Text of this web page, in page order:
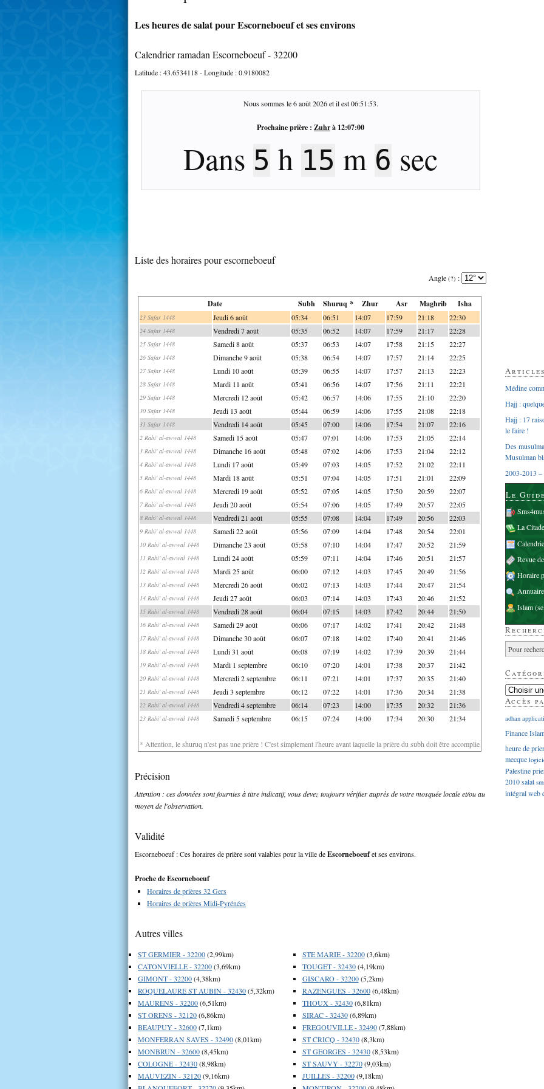
Les heures de salat pour Escorneboeuf et ses environs
Calendrier ramadan Escorneboeuf - 32200
Latitude :43.6534118- Longitude :0.9180082
Nous sommes le6 août 2026et il est06:51:54.
Prochaine prière : Zuhrà 12:07:00
Dans 5 h 15 m 5 sec
Liste des horaires pour escorneboeuf
Angle (?) :
Date Subh Shuruq * Zhur Asr Maghrib Isha
23 Safar 1448 Jeudi 6 août 05:34 06:51 14:07 17:59 21:18 22:30
24 Safar 1448 Vendredi 7 août 05:35 06:52 14:07 17:59 21:17 22:28
25 Safar 1448 Samedi 8 août 05:37 06:53 14:07 17:58 21:15 22:27
26 Safar 1448 Dimanche 9 août 05:38 06:54 14:07 17:57 21:14 22:25
27 Safar 1448 Lundi 10 août 05:39 06:55 14:07 17:57 21:13 22:23
28 Safar 1448 Mardi 11 août 05:41 06:56 14:07 17:56 21:11 22:21
29 Safar 1448 Mercredi 12 août 05:42 06:57 14:06 17:55 21:10 22:20
30 Safar 1448 Jeudi 13 août 05:44 06:59 14:06 17:55 21:08 22:18
31 Safar 1448 Vendredi 14 août 05:45 07:00 14:06 17:54 21:07 22:16
2 Rabi' al-awwal 1448 Samedi 15 août 05:47 07:01 14:06 17:53 21:05 22:14
3 Rabi' al-awwal 1448 Dimanche 16 août 05:48 07:02 14:06 17:53 21:04 22:12
4 Rabi' al-awwal 1448 Lundi 17 août 05:49 07:03 14:05 17:52 21:02 22:11
5 Rabi' al-awwal 1448 Mardi 18 août 05:51 07:04 14:05 17:51 21:01 22:09
6 Rabi' al-awwal 1448 Mercredi 19 août 05:52 07:05 14:05 17:50 20:59 22:07
7 Rabi' al-awwal 1448 Jeudi 20 août 05:54 07:06 14:05 17:49 20:57 22:05
8 Rabi' al-awwal 1448 Vendredi 21 août 05:55 07:08 14:04 17:49 20:56 22:03
9 Rabi' al-awwal 1448 Samedi 22 août 05:56 07:09 14:04 17:48 20:54 22:01
10 Rabi' al-awwal 1448 Dimanche 23 août 05:58 07:10 14:04 17:47 20:52 21:59
11 Rabi' al-awwal 1448 Lundi 24 août 05:59 07:11 14:04 17:46 20:51 21:57
12 Rabi' al-awwal 1448 Mardi 25 août 06:00 07:12 14:03 17:45 20:49 21:56
13 Rabi' al-awwal 1448 Mercredi 26 août 06:02 07:13 14:03 17:44 20:47 21:54
14 Rabi' al-awwal 1448 Jeudi 27 août 06:03 07:14 14:03 17:43 20:46 21:52
15 Rabi' al-awwal 1448 Vendredi 28 août 06:04 07:15 14:03 17:42 20:44 21:50
16 Rabi' al-awwal 1448 Samedi 29 août 06:06 07:17 14:02 17:41 20:42 21:48
17 Rabi' al-awwal 1448 Dimanche 30 août 06:07 07:18 14:02 17:40 20:41 21:46
18 Rabi' al-awwal 1448 Lundi 31 août 06:08 07:19 14:02 17:39 20:39 21:44
19 Rabi' al-awwal 1448 Mardi 1 septembre 06:10 07:20 14:01 17:38 20:37 21:42
20 Rabi' al-awwal 1448 Mercredi 2 septembre 06:11 07:21 14:01 17:37 20:35 21:40
21 Rabi' al-awwal 1448 Jeudi 3 septembre 06:12 07:22 14:01 17:36 20:34 21:38
22 Rabi' al-awwal 1448 Vendredi 4 septembre 06:14 07:23 14:00 17:35 20:32 21:36
23 Rabi' al-awwal 1448 Samedi 5 septembre 06:15 07:24 14:00 17:34 20:30 21:34
* Attention, le shuruq n'est pas une prière ! C'est simplement l'heure avant laquelle la prière du subh doit être accomplie
Précision
Attention : ces données sont fournies à titre indicatif, vous devez toujours vérifier auprès de votre mosquée locale et/ou au
moyen de l'observation.
Validité
Escorneboeuf : Ces horaires de prière sont valables pour la ville deEscorneboeufet ses environs.
Proche de Escorneboeuf
Horaires de prières 32 Gers
Horaires de prières Midi-Pyrénées
Autres villes
ST GERMIER - 32200(2,99km)
CATONVIELLE - 32200(3,69km)
GIMONT - 32200(4,38km)
ROQUELAURE ST AUBIN - 32430(5,32km)
MAURENS - 32200(6,51km)
ST ORENS - 32120(6,86km)
BEAUPUY - 32600(7,1km)
MONFERRAN SAVES - 32490(8,01km)
MONBRUN - 32600(8,45km)
COLOGNE - 32430(8,98km)
MAUVEZIN - 32120(9,16km)
STE MARIE - 32200(3,6km)
TOUGET - 32430(4,19km)
GISCARO - 32200(5,2km)
RAZENGUES - 32600(6,48km)
THOUX - 32430(6,81km)
SIRAC - 32430(6,89km)
FREGOUVILLE - 32490(7,88km)
ST CRICQ - 32430(8,3km)
ST GEORGES - 32430(8,53km)
ST SAUVY - 32270(9,03km)
JUILLES - 32200(9,18km)
Médine
Hajj :
Hajj : 17
le faire !
Des
Musulman
2003-2013 –
Le
La
Revue
Horaire
Islam
Accès
adhan
Finance
heure de
mecque
Palestine
2010salat
intégralweb